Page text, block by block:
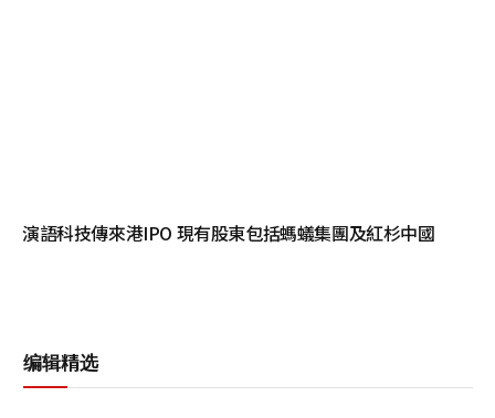
演語科技傳來港IPO 現有股東包括螞蟻集團及紅杉中國
编辑精选